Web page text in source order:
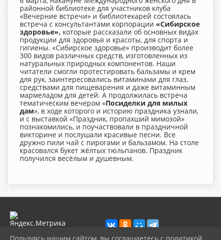
районной библиотеке для участников клуба
«Вечерние встречи» и библиотекарей состоялась
встреча с консультантами корпорации «Сибирское
здоровье», которые рассказали об основных видах
продукции для здоровья и красоты, для спорта и
гигиены. «Сибирское здоровье» производит более
300 видов различных средств, изготовленных из
натуральных природных компонентов. Наши
читатели смогли протестировать бальзамы и крем
для рук, заинтересовались витаминами для глаз,
средствами для пищеварения и даже витаминным
мармеладом для детей. А продолжилась встреча
тематическим вечером «Посиделки для милых
дам», в ходе которого и историю праздника узнали,
и с выставкой «Праздник, пропахший мимозой»
познакомились, и поучаствовали в праздничной
викторине и послушали красивые песни. Все
дружно пили чай с пирогами и бальзамом. На столе
красовался букет жёлтых тюльпанов. Праздник
получился весёлым и душевным.